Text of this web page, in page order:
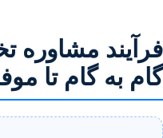
فرآیند مشاوره
گام به گام تا